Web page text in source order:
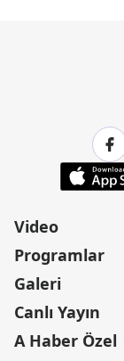
Video
Programlar
Galeri
Canlı Yayın
A Haber Özel